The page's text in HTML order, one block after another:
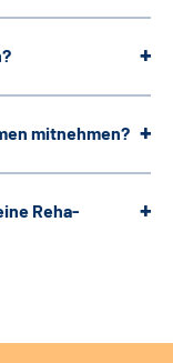
mitnehmen?
Reha-